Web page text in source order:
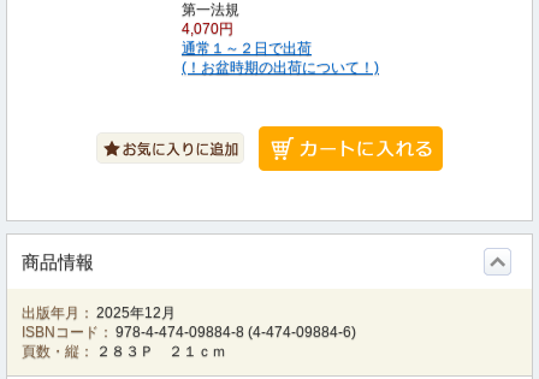
第一法規
4,070円
通常１～２日で出荷
(！お盆時期の出荷について！)
商品情報
出版年月： 2025年12月
ISBNコード： 978-4-474-09884-8 (4-474-09884-6)
頁数・縦：
２８３Ｐ ２１ｃｍ